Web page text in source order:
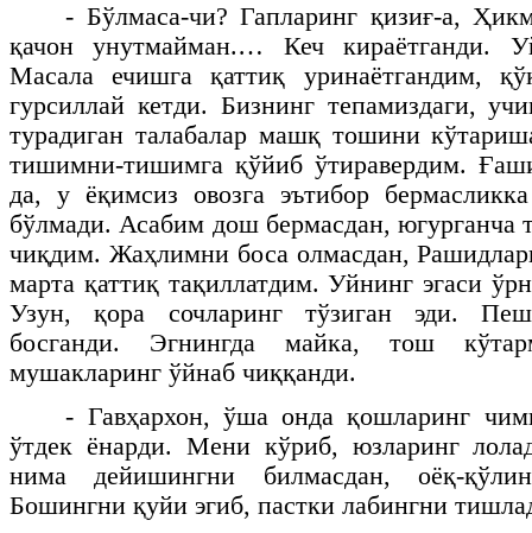
- Бўлмаса-чи? Гапларинг қизиғ-а,
қачон унутмайман.… Кеч кираётганди.
Масала ечишга қаттиқ уринаётгандим,
гурсиллай кетди. Бизнинг тепамиздаги,
турадиган талабалар машқ тошини
тишимни-тишимга қўйиб ўтиравердим.
да, у ёқимсиз овозга эътибор
бўлмади. Асабим дош бермасдан, югурганча
чиқдим. Жаҳлимни боса олмасдан,
марта қаттиқ тақиллатдим. Уйнинг эгаси
Узун, қора сочларинг тўзиган эди.
босганди. Эгнингда майка, тош
мушакларинг ўйнаб чиққанди.
- Гавҳархон, ўша онда қошларинг
ўтдек ёнарди. Мени кўриб, юзларинг
нима дейишингни билмасдан, оёқ-
Бошингни қуйи эгиб, пастки лабингни